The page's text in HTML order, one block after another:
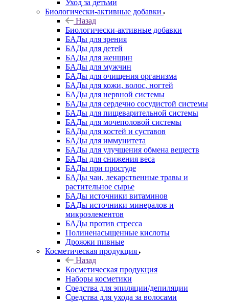
Уход за детьми
Биологически-активные добавки
Назад
Биологически-активные добавки
БАДы для зрения
БАДы для детей
БАДы для женщин
БАДы для мужчин
БАДы для очищения организма
БАДы для кожи, волос, ногтей
БАДы для нервной системы
БАДы для сердечно сосудистой системы
БАДы для пищеварительной системы
БАДы для мочеполовой системы
БАДы для костей и суставов
БАДы для иммунитета
БАДы для улучшения обмена веществ
БАДы для снижения веса
БАДы при простуде
БАДы чаи, лекарственные травы и
растительное сырье
БАДы источники витаминов
БАДы источники минералов и
микроэлементов
БАДы против стресса
Полиненасыщенные кислоты
Дрожжи пивные
Косметическая продукция
Назад
Косметическая продукция
Наборы косметики
Средства для эпиляции/депиляции
Средства для ухода за волосами